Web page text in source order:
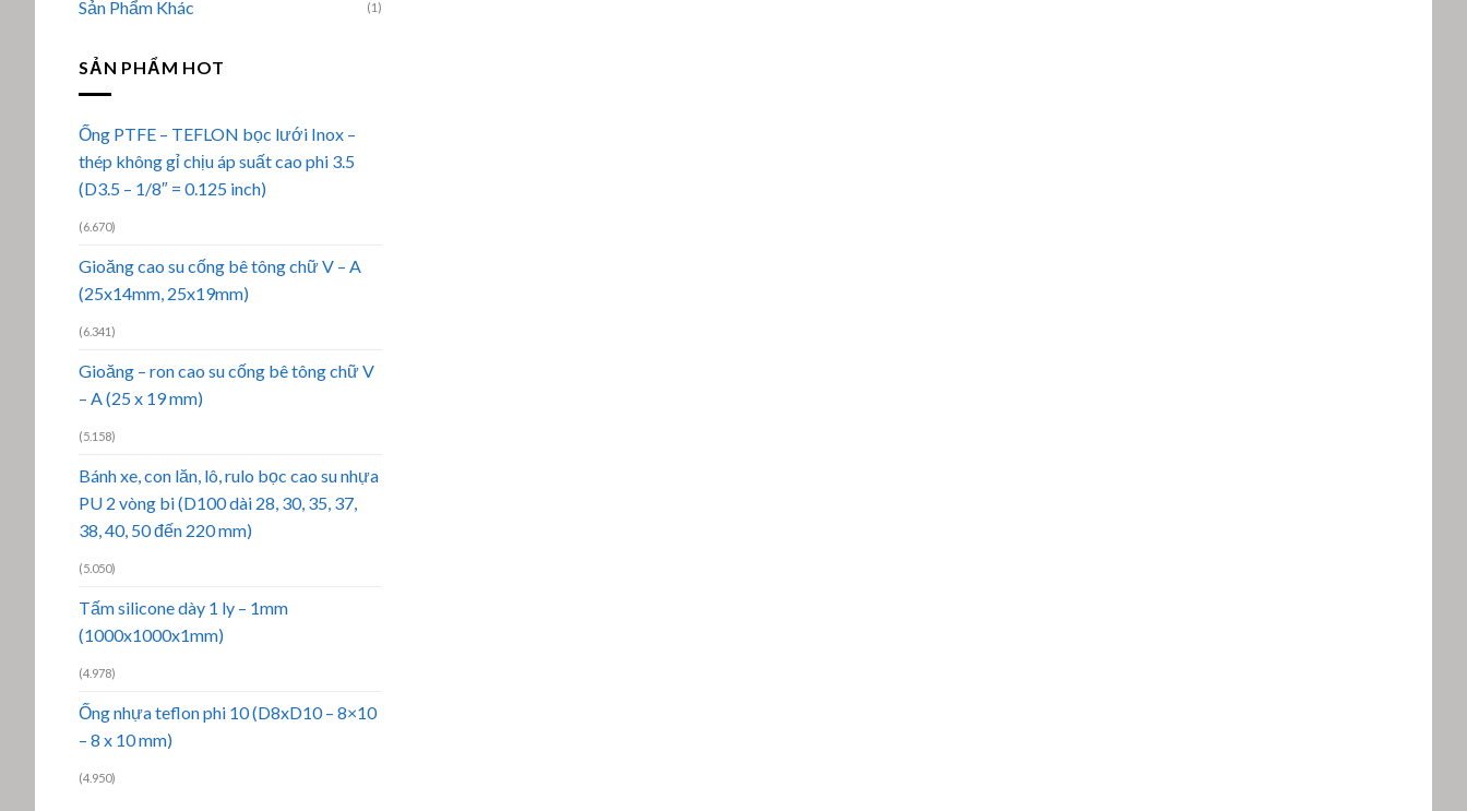
Sản Phẩm Khác (1)
SẢN PHẨM HOT
Ống PTFE – TEFLON bọc lưới Inox –
thép không gỉ chịu áp suất cao phi 3.5
(D3.5 – 1/8″ = 0.125 inch)
(6.670)
Gioăng cao su cống bê tông chữ V – A
(25x14mm, 25x19mm)
(6.341)
Gioăng – ron cao su cống bê tông chữ V
– A (25 x 19 mm)
(5.158)
Bánh xe, con lăn, lô, rulo bọc cao su nhựa
PU 2 vòng bi (D100 dài 28, 30, 35, 37,
38, 40, 50 đến 220 mm)
(5.050)
Tấm silicone dày 1 ly – 1mm
(1000x1000x1mm)
(4.978)
Ống nhựa teflon phi 10 (D8xD10 – 8×10
– 8 x 10 mm)
(4.950)